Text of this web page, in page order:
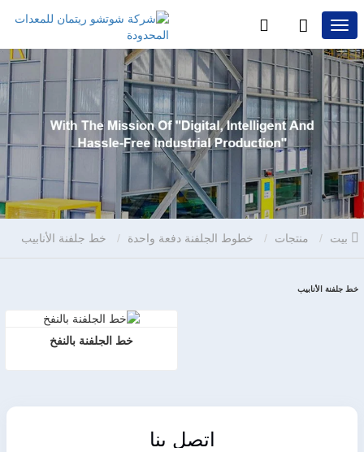
منتجات خطوط الجلفنة دفعة واحدة
خط جلفنة الأنابيب
خط الجلفنة بالنفخ
اتصل بنا